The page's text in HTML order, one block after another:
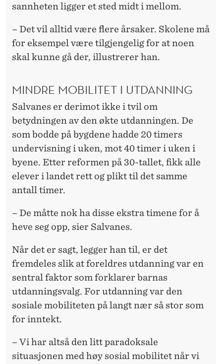
sannheten ligger et sted midt i mellom.
– Det vil alltid være flere årsaker. Skolene må
for eksempel være tilgjengelig for at noen
skal kunne gå der, illustrerer han.
MINDRE MOBILITET I UTDANNING
Salvanes er derimot ikke i tvil om
betydningen av den økte utdanningen. De
som bodde på bygdene hadde 20 timers
undervisning i uken, mot 40 timer i uken i
byene. Etter reformen på 30-tallet, fikk alle
elever i landet rett og plikt til det samme
antall timer.
– De måtte nok ha disse ekstra timene for å
heve seg opp, sier Salvanes.
Når det er sagt, legger han til, er det
fremdeles slik at foreldres utdanning var en
sentral faktor som forklarer barnas
utdanningsvalg. For utdanning var den
sosiale mobiliteten på langt nær så stor som
for inntekt.
– Vi har altså den litt paradoksale
situasjonen med høy sosial mobilitet når vi